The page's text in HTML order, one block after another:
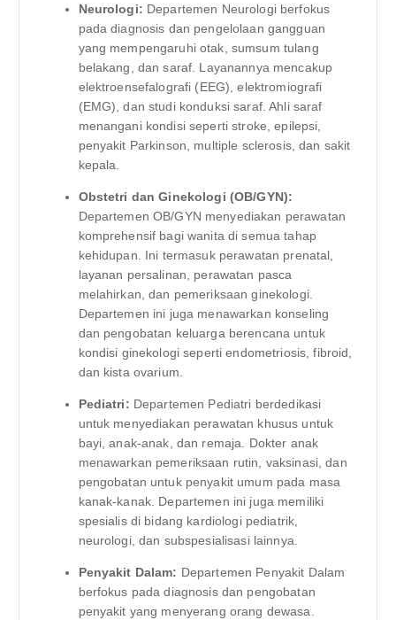
Neurologi: Departemen Neurologi berfokus
pada diagnosis dan pengelolaan gangguan
yang mempengaruhi otak, sumsum tulang
belakang, dan saraf. Layanannya mencakup
elektroensefalografi (EEG), elektromiografi
(EMG), dan studi konduksi saraf. Ahli saraf
menangani kondisi seperti stroke, epilepsi,
penyakit Parkinson, multiple sclerosis, dan sakit
kepala.
Obstetri dan Ginekologi (OB/GYN):
Departemen OB/GYN menyediakan perawatan
komprehensif bagi wanita di semua tahap
kehidupan. Ini termasuk perawatan prenatal,
layanan persalinan, perawatan pasca
melahirkan, dan pemeriksaan ginekologi.
Departemen ini juga menawarkan konseling
dan pengobatan keluarga berencana untuk
kondisi ginekologi seperti endometriosis, fibroid,
dan kista ovarium.
Pediatri: Departemen Pediatri berdedikasi
untuk menyediakan perawatan khusus untuk
bayi, anak-anak, dan remaja. Dokter anak
menawarkan pemeriksaan rutin, vaksinasi, dan
pengobatan untuk penyakit umum pada masa
kanak-kanak. Departemen ini juga memiliki
spesialis di bidang kardiologi pediatrik,
neurologi, dan subspesialisasi lainnya.
Penyakit Dalam: Departemen Penyakit Dalam
berfokus pada diagnosis dan pengobatan
penyakit yang menyerang orang dewasa.